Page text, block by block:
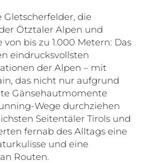
Gletscherfelder, die
Ötztaler Alpen und
bis zu 1.000 Metern: Das
eindrucksvollsten
der Alpen – mit
das nicht nur aufgrund
Gänsehautmomente
Wege durchziehen
Seitentäler Tirols und
fernab des Alltags eine
und eine
Routen.